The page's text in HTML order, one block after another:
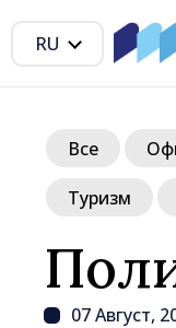
RU
07 Август,
Все
Туризм